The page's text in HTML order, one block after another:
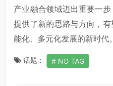
产业融合领域迈出重要一
提供了新的思路与方向，
能化、多元化发展的新时代。
话题： NO TAG